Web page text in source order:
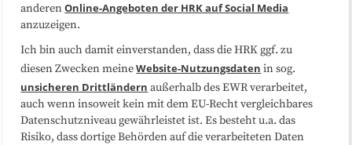
Sitemap
Folgen Sie uns
anderenOnline-Angeboten der HRK auf Social Media
anzuzeigen.
Ich bin auch damit einverstanden, dass die HRK ggf. zu
diesen Zwecken meineWebsite-Nutzungsdaten in sog.
unsicheren Drittländern außerhalb des EWR verarbeitet,
auch wenn insoweit kein mit dem EU-Recht vergleichbares
Datenschutzniveau gewährleistet ist. Es besteht u.a. das
Risiko, dass dortige Behörden auf die verarbeiteten Daten